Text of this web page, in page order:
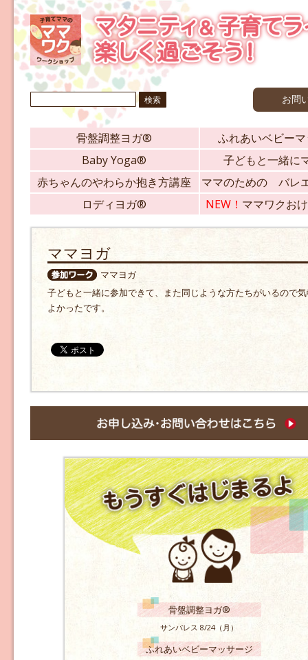
検
索: お問
骨盤調整ヨガ®
ふれあいベビー
Baby Yoga®
子どもと一緒に
赤ちゃんのやわらか抱き方講座
ママのための バレ
ロディヨガ®
NEW！ ママワクお
ママヨガ
ママヨガ
子どもと一緒に参加できて、また同じような方たちがいるので
よかったです。
骨盤調整ヨガ®
サンパレス 8/24（月）
ふれあいベビーマッサージ